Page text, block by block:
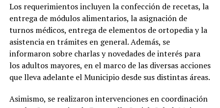
Los requerimientos incluyen la confección de recetas, la
entrega de módulos alimentarios, la asignación de
turnos médicos, entrega de elementos de ortopedia y la
asistencia en trámites en general. Además, se
informaron sobre charlas y novedades de interés para
los adultos mayores, en el marco de las diversas acciones
que lleva adelante el Municipio desde sus distintas áreas.
Asimismo, se realizaron intervenciones en coordinación